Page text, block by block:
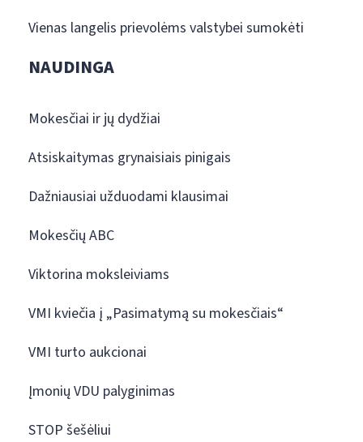
Vienas langelis prievolėms valstybei sumokėti
NAUDINGA
Mokesčiai ir jų dydžiai
Atsiskaitymas grynaisiais pinigais
Dažniausiai užduodami klausimai
Mokesčių ABC
Viktorina moksleiviams
VMI kviečia į „Pasimatymą su mokesčiais“
VMI turto aukcionai
Įmonių VDU palyginimas
STOP šešėliui